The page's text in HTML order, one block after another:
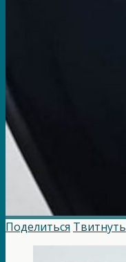
Поделиться Твитнуть